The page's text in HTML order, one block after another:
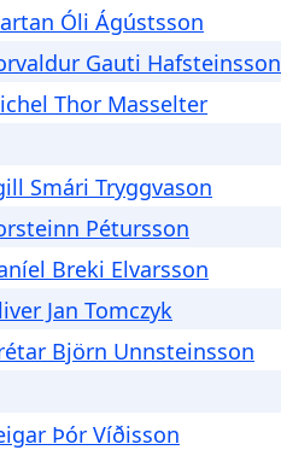
Óli Ágústsson
Gauti Hafsteinsson
Thor Masselter
Smári Tryggvason
Pétursson
Breki Elvarsson
Jan Tomczyk
Björn Unnsteinsson
Þór Víðisson